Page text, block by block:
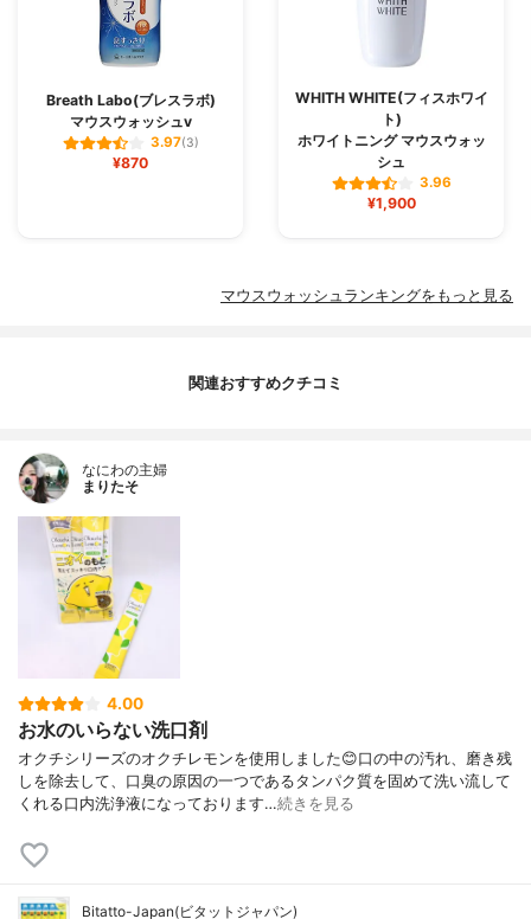
Breath Labo(ブレスラボ)
マウスウォッシュv
3.97(3)
¥870
WHITH WHITE(フィスホワイ
ト)
ホワイトニング マウスウォッ
シュ
3.96
¥1,900
マウスウォッシュランキングをもっと見る
関連おすすめクチコミ
なにわの主婦
まりたそ
4.00
お水のいらない洗口剤
オクチシリーズのオクチレモンを使用しました😊口の中の汚れ、磨き残
しを除去して、口臭の原因の一つであるタンパク質を固めて洗い流して
くれる口内洗浄液になっております…続きを見る
Bitatto-Japan(ビタットジャパン)